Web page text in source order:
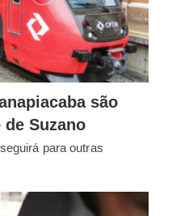
são
Suzano
para outras